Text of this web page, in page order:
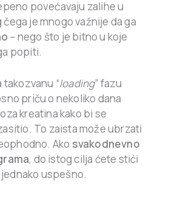
povećavaju zalihe u
je mnogo važnije da ga
– nego što je bitno u koje
popiti.
“loading” fazu
priču o nekoliko dana
kreatina kako bi se
To zaista može ubrzati
Ako svakodnevno
, do istog cilja ćete stići
uspešno.